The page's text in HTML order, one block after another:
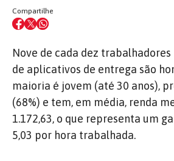
Compartilhe
Nove de cada dez
de aplicativos de entrega são
maioria é jovem (até 30 anos),
(68%) e tem, em média, renda
1.172,63, o que representa um
5,03 por hora trabalhada.